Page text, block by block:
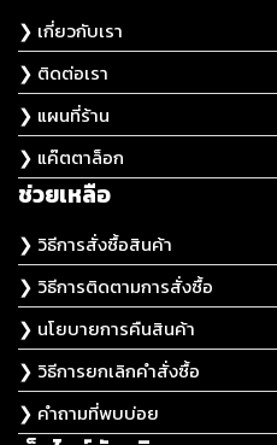
❯ เกี่ยวกับเรา
❯ ติดต่อเรา
❯ แผนที่ร้าน
❯ แค๊ตตาล็อก
ช่วยเหลือ
❯ วิธีการสั่งซื้อสินค้า
❯ วิธีการติดตามการสั่งซื้อ
❯ นโยบายการคืนสินค้า
❯ วิธีการยกเลิกคำสั่งซื้อ
❯ คำถามที่พบบ่อย